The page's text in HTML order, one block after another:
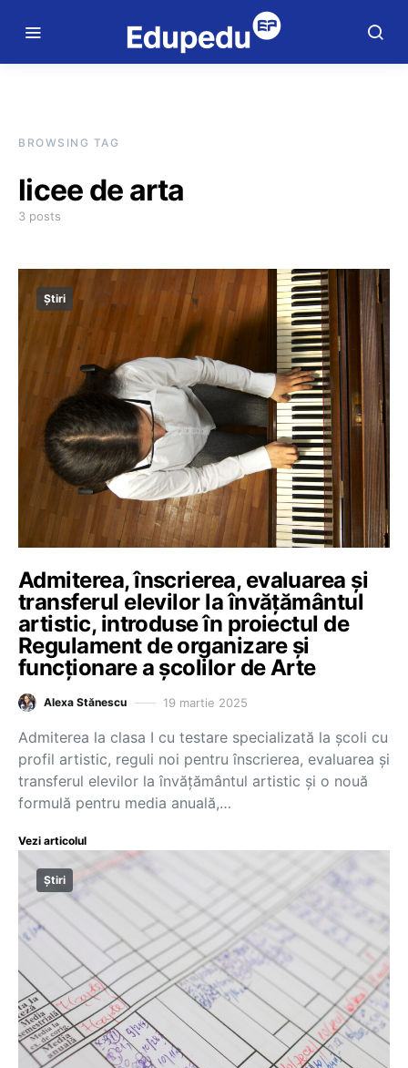
BROWSING TAG
licee de arta
3 posts
Știri
Admiterea, înscrierea, evaluarea și
transferul elevilor la învățământul
artistic, introduse în proiectul de
Regulament de organizare și
funcționare a școlilor de Arte
Alexa Stănescu 19 martie 2025
Admiterea la clasa I cu testare specializată la școli cu
profil artistic, reguli noi pentru înscrierea, evaluarea și
transferul elevilor la învățământul artistic și o nouă
formulă pentru media anuală,…
Vezi articolul
Știri